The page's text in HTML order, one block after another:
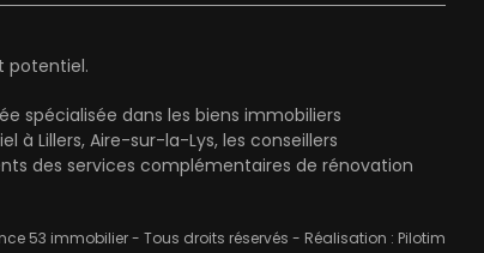
potentiel.
spécialisée dans les biens immobiliers
Lillers, Aire-sur-la-Lys, les conseillers
des services complémentaires de rénovation
53 immobilier - Tous droits réservés - Réalisation : Pilotim